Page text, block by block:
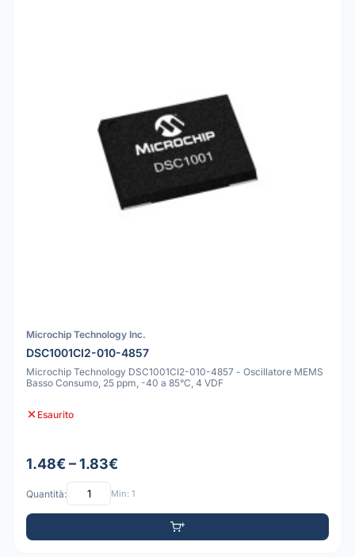
Microchip Technology Inc.
DSC1001CI2-010-4857
Microchip Technology DSC1001CI2-010-4857 - Oscillatore MEMS
Basso Consumo, 25 ppm, -40 a 85°C, 4 VDF
Esaurito
1.48€ – 1.83€
Quantità: Min: 1